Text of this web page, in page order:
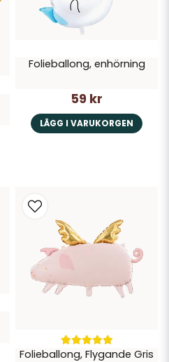
Folieballong, enhörning
59 kr
LÄGG I VARUKORGEN
Folieballong, Flygande Gris